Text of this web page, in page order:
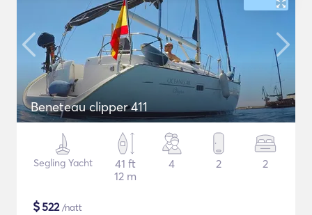
Beneteau clipper 411
Segling Yacht
41 ft
12 m
4 2 2
$522/natt